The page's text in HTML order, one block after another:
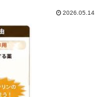
2026.05.14